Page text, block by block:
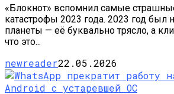
«Блокнот» вспомнил самые
катастрофы 2023 года. 2023 год был
планеты — её буквально трясло, а
что это...
newreader22.05.2026